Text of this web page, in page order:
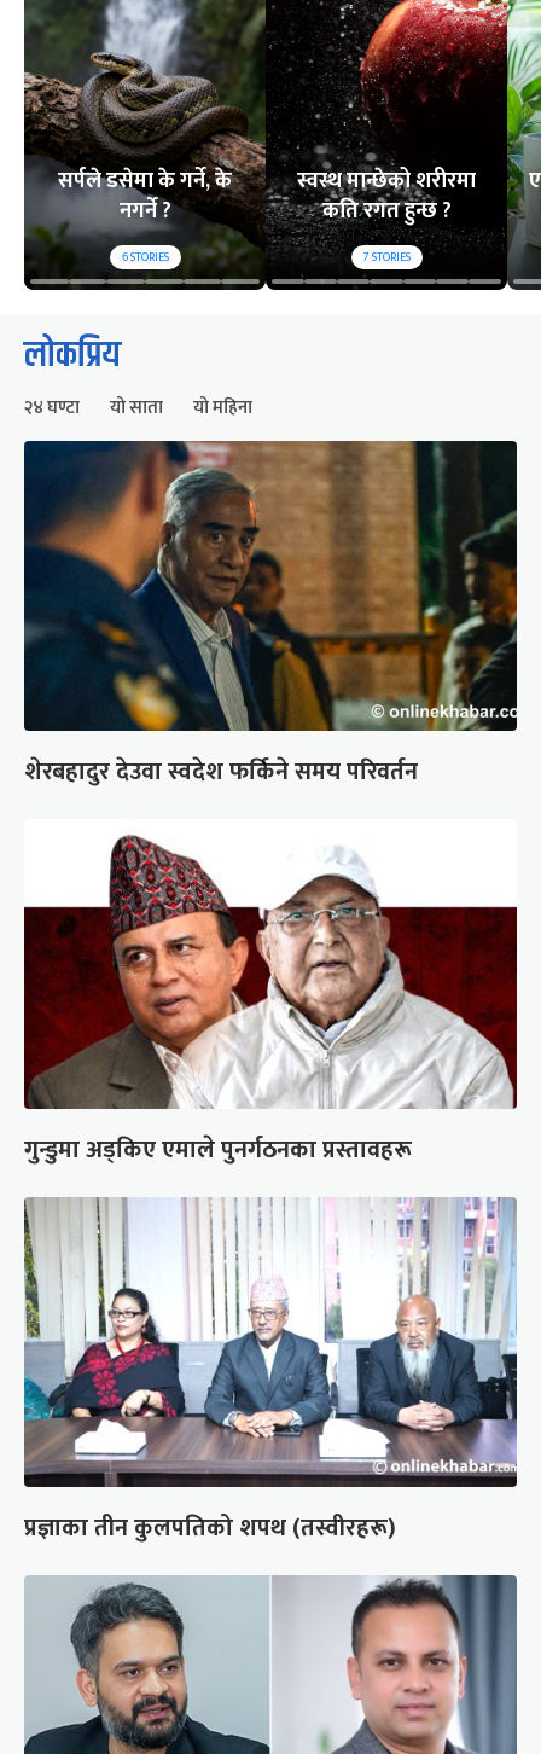
सर्पले डसेमा के गर्ने, के
नगर्ने ?
6STORIES
स्वस्थ मान्छेको शरीरमा
कति रगत हुन्छ ?
7STORIES
लोकप्रिय
२४ घण्टा यो साता यो महिना
शेरबहादुर देउवा स्वदेश फर्किने समय परिवर्तन
गुन्डुमा अड्किए एमाले पुनर्गठनका प्रस्तावहरू
प्रज्ञाका तीन कुलपतिको शपथ (तस्वीरहरू)